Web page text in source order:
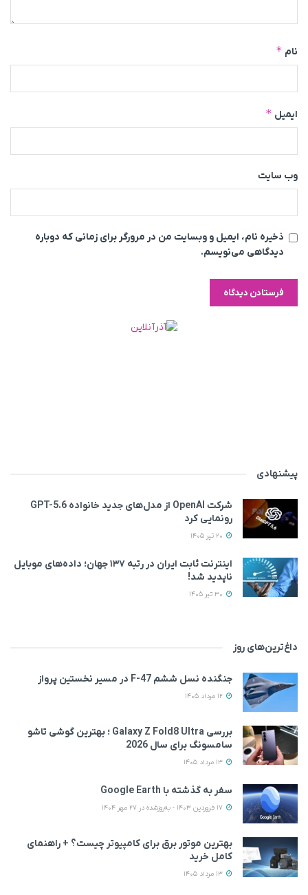
نام *
ایمیل *
وب‌ سایت
ذخیره نام، ایمیل و وبسایت من در مرورگر برای زمانی که دوباره
دیدگاهی می‌نویسم.
پیشنهادی
شرکت OpenAI از مدل‌های جدید خانواده GPT-5.6
رونمایی کرد
اینترنت ثابت ایران در رتبه ۱۳۷ جهان؛ داده‌های موبایل
ناپدید شد!
داغ‌ترین‌های روز
جنگنده نسل ششم F-47 در مسیر نخستین پرواز
بررسی Galaxy Z Fold8 Ultra ؛ بهترین گوشی تاشو
سامسونگ برای سال 2026
سفر به گذشته با Google Earth
بهترین موتور برق برای کامپیوتر چیست؟ + راهنمای
کامل خرید